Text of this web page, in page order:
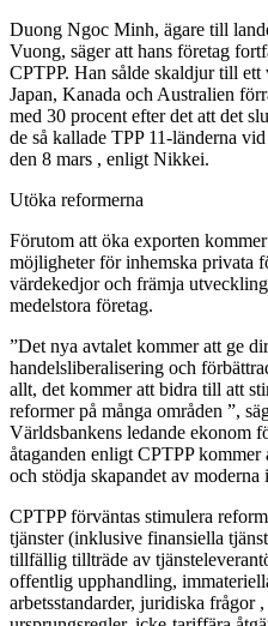
Duong Ngoc Minh, ägare till
Vuong, säger att hans företag
CPTPP. Han sålde skaldjur till
Japan, Kanada och Australien
med 30 procent efter det att det
de så kallade TPP 11-länderna
den 8 mars , enligt Nikkei.
Utöka reformerna
Förutom att öka exporten
möjligheter för inhemska privata
värdekedjor och främja
medelstora företag.
”Det nya avtalet kommer att ge
handelsliberalisering och
allt, det kommer att bidra till att
reformer på många områden ”,
Världsbankens ledande ekonom
åtaganden enligt CPTPP
och stödja skapandet av
CPTPP förväntas stimulera
tjänster (inklusive finansiella
tillfällig tillträde av
offentlig upphandling,
arbetsstandarder, juridiska frågor